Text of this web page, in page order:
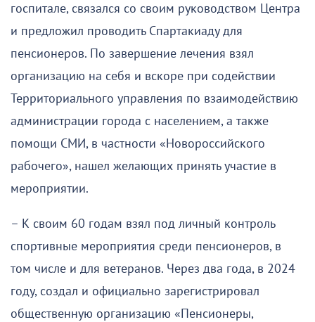
госпитале, связался со своим руководством Центра
и предложил проводить Спартакиаду для
пенсионеров. По завершение лечения взял
организацию на себя и вскоре при содействии
Территориального управления по взаимодействию
администрации города с населением, а также
помощи СМИ, в частности «Новороссийского
рабочего», нашел желающих принять участие в
мероприятии.
– К своим 60 годам взял под личный контроль
спортивные мероприятия среди пенсионеров, в
том числе и для ветеранов. Через два года, в 2024
году, создал и официально зарегистрировал
общественную организацию «Пенсионеры,